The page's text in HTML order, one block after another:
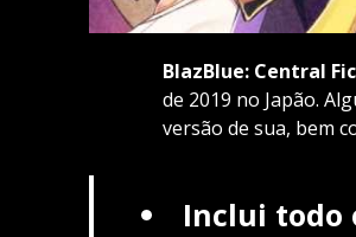
BlazBlue: Central
de 2019 no Japão.
versão de sua, bem
Inclui todo